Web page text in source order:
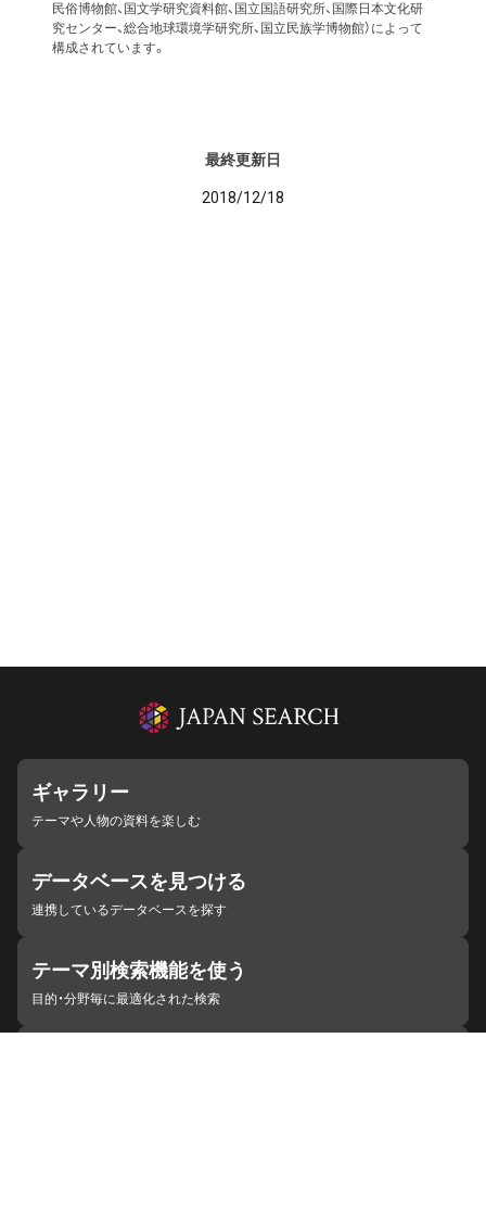
民俗博物館、国文学研究資料館、国立国語研究所、国際日本文化研
究センター、総合地球環境学研究所、国立民族学博物館）によって
構成されています。
最終更新日
2018/12/18
ギャラリー
テーマや人物の資料を楽しむ
データベースを見つける
連携しているデータベースを探す
テーマ別検索機能を使う
目的・分野毎に最適化された検索